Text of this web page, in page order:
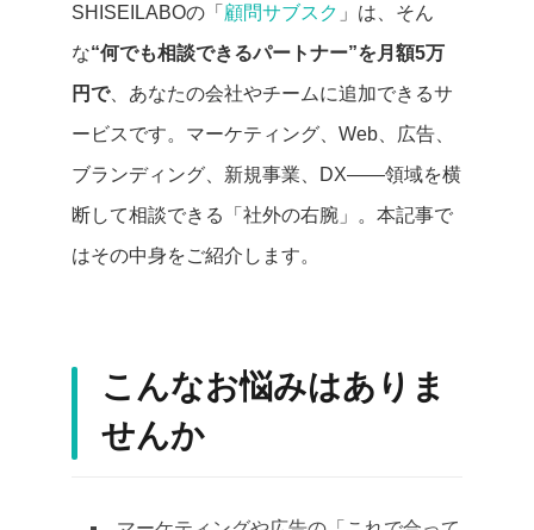
SHISEILABOの「 顧問サブスク 」は、そん
な“何でも相談できるパートナー”を月額5万
円で、あなたの会社やチームに追加できるサ
ービスです。マーケティング、Web、広告、
ブランディング、新規事業、DX——領域を横
断して相談できる「社外の右腕」。本記事で
はその中身をご紹介します。
こんなお悩みはありま
せんか